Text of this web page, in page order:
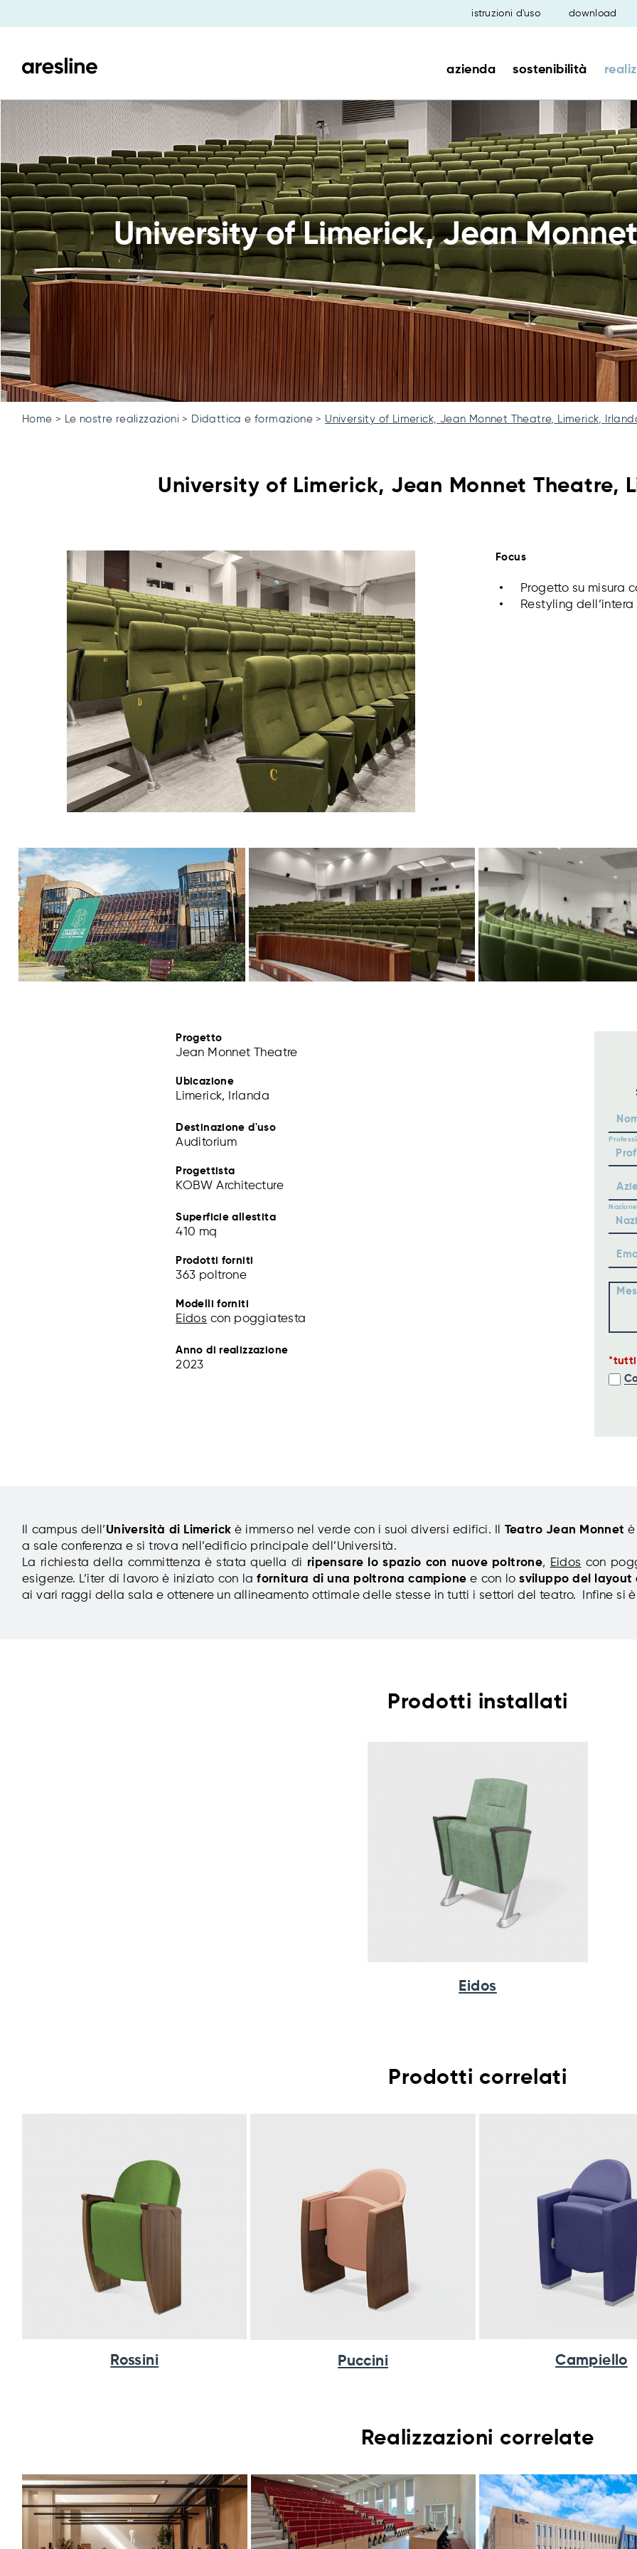
istruzioni d'uso download
azienda sostenibilità
University of Limerick, Jean
Home Le nostre realizzazioni Didattica e formazione University of Limerick, Jean Monnet Theatre, Limerick,
University of Limerick, Jean Monnet Theatre,
Focus
Progetto su misura
Restyling dell’intera
Progetto
Jean Monnet Theatre
Ubicazione
Limerick, Irlanda
Destinazione d'uso
Auditorium
Progettista
KOBW Architecture
Superficie allestita
410 mq
Prodotti forniti
363 poltrone
Modelli forniti
Eidos con poggiatesta
Anno di realizzazione
2023
Nazione
tutti
Il campus dell’Università di Limerickè immerso nel verde con i suoi diversi edifici. Il Teatro Jean Monnet è
a sale conferenza e si trova nell’edificio principale dell’Università.
La richiesta della committenza è stata quella di ripensare lo spazio con nuove poltrone, Eidos con
esigenze. L’iter di lavoro è iniziato con lafornitura di una poltrona campionee con losviluppo del layout
ai vari raggi della sala e ottenere un allineamento ottimale delle stesse in tutti i settori del teatro. Infine si è
Prodotti installati
Eidos
Prodotti correlati
Rossini Puccini Campiello
Realizzazioni correlate